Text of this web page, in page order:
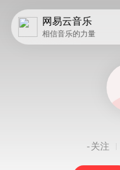
网易云音乐
相信音乐的力量
-关注